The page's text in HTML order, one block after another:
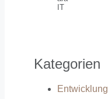
IT
Kategorien
Entwicklung